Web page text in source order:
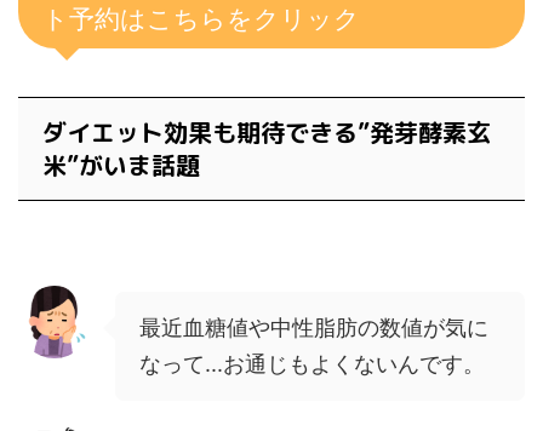
ト予約はこちらをクリック
ダイエット効果も期待できる”発芽酵素玄
米”がいま話題
最近血糖値や中性脂肪の数値が気に
なって...お通じもよくないんです。